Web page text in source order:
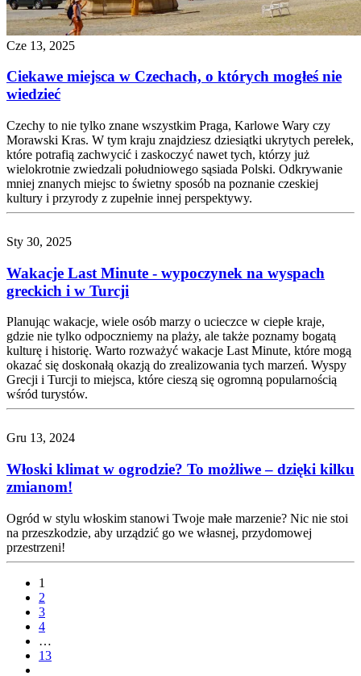
Cze 13, 2025
Ciekawe miejsca w Czechach, o których mogłeś nie
wiedzieć
Czechy to nie tylko znane wszystkim Praga, Karlowe Wary czy
Morawski Kras. W tym kraju znajdziesz dziesiątki ukrytych perełek,
które potrafią zachwycić i zaskoczyć nawet tych, którzy już
wielokrotnie zwiedzali południowego sąsiada Polski. Odkrywanie
mniej znanych miejsc to świetny sposób na poznanie czeskiej
kultury i przyrody z zupełnie innej perspektywy.
Sty 30, 2025
Wakacje Last Minute - wypoczynek na wyspach
greckich i w Turcji
Planując wakacje, wiele osób marzy o ucieczce w ciepłe kraje,
gdzie nie tylko odpoczniemy na plaży, ale także poznamy bogatą
kulturę i historię. Warto rozważyć wakacje Last Minute, które mogą
okazać się doskonałą okazją do zrealizowania tych marzeń. Wyspy
Grecji i Turcji to miejsca, które cieszą się ogromną popularnością
wśród turystów.
Gru 13, 2024
Włoski klimat w ogrodzie? To możliwe – dzięki kilku
zmianom!
Ogród w stylu włoskim stanowi Twoje małe marzenie? Nic nie stoi
na przeszkodzie, aby urządzić go we własnej, przydomowej
przestrzeni!
1
2
3
4
…
13